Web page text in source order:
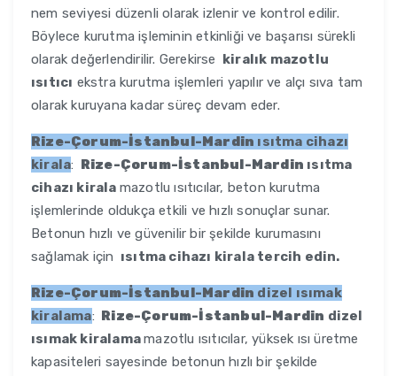
nem seviyesi düzenli olarak izlenir ve kontrol edilir.
Böylece kurutma işleminin etkinliği ve başarısı sürekli
olarak değerlendirilir. Gerekirse kiralık mazotlu
ısıtıcı ekstra kurutma işlemleri yapılır ve alçı sıva tam
olarak kuruyana kadar süreç devam eder.
Rize-Çorum-İstanbul-Mardin ısıtma cihazı
kirala: Rize-Çorum-İstanbul-Mardin ısıtma
cihazı kirala mazotlu ısıtıcılar, beton kurutma
işlemlerinde oldukça etkili ve hızlı sonuçlar sunar.
Betonun hızlı ve güvenilir bir şekilde kurumasını
sağlamak için ısıtma cihazı kirala tercih edin.
Rize-Çorum-İstanbul-Mardin dizel ısımak
kiralama: Rize-Çorum-İstanbul-Mardin dizel
ısımak kiralamamazotlu ısıtıcılar, yüksek ısı üretme
kapasiteleri sayesinde betonun hızlı bir şekilde